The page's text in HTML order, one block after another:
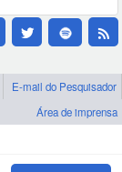
E-mail do Pesquisador
Área de imprensa